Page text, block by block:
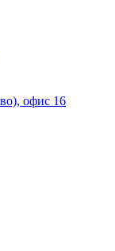
офис 16